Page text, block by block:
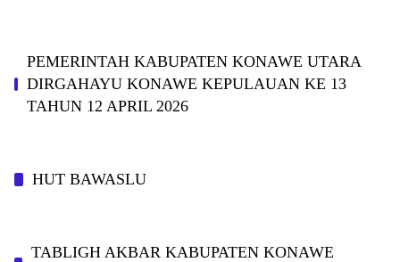
PEMERINTAH KABUPATEN KONAWE UTARA
DIRGAHAYU KONAWE KEPULAUAN KE 13
TAHUN 12 APRIL 2026
HUT BAWASLU
TABLIGH AKBAR KABUPATEN KONAWE